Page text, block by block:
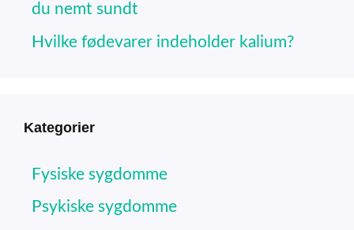
du nemt sundt
Hvilke fødevarer indeholder kalium?
Kategorier
Fysiske sygdomme
Psykiske sygdomme